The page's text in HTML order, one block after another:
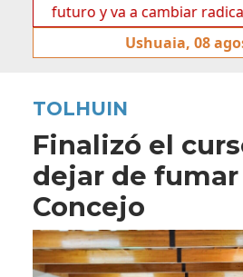
y va a cambiar
Ushuaia, 08
TOLHUIN
Finalizó el
dejar de fumar
Concejo